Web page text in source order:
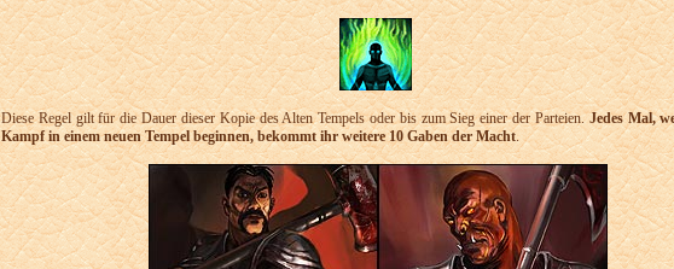
Diese Regel gilt für die Dauer dieser Kopie des Alten Tempels oder bis zum Sieg einer der Parteien.Jedes Mal,
Kampf in einem neuen Tempel beginnen, bekommt ihr weitere 10 Gaben der Macht.